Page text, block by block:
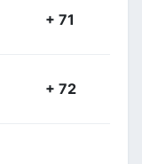
+ 71
+ 72